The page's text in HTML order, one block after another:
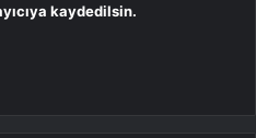
kaydedilsin.